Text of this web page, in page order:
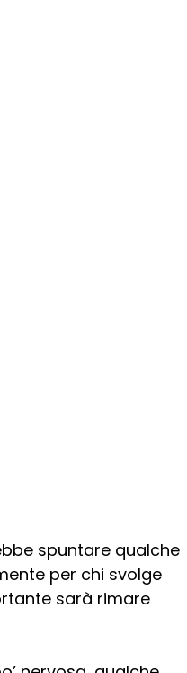
spuntare qualche
per chi svolge
sarà rimare